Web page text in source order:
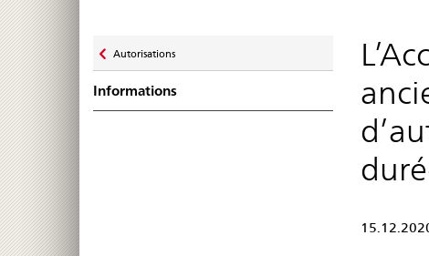
zu
Autorisations
Informations